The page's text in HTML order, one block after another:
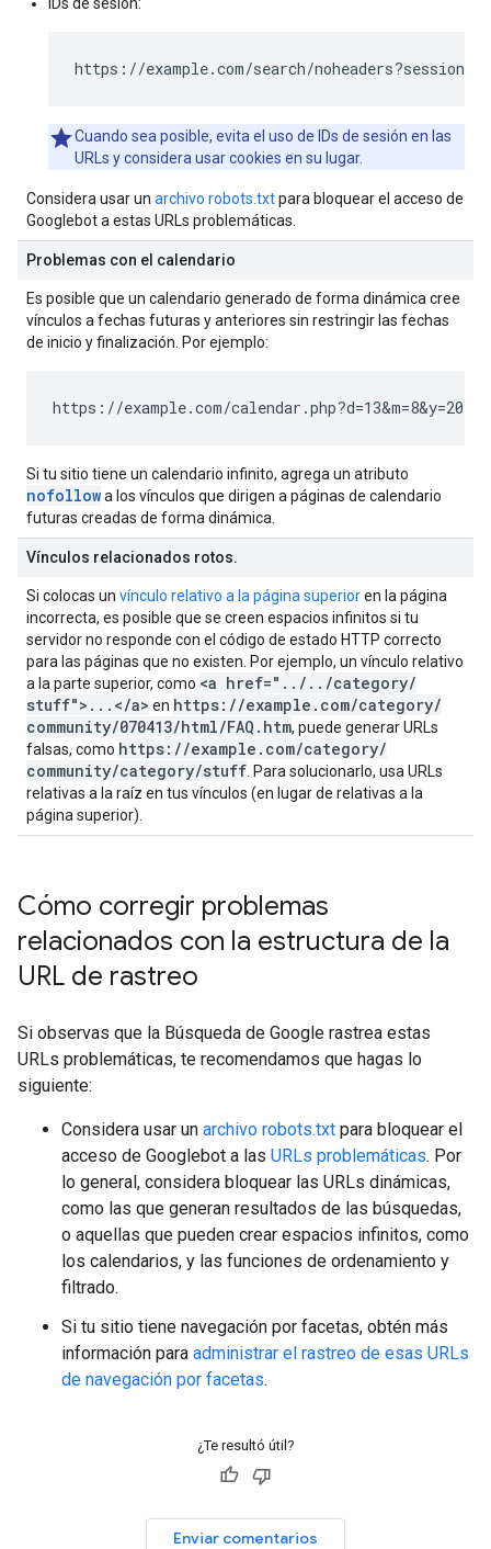
https://example.com/search/
Cuando sea posible, evita el uso de IDs de sesión en las
URLs y considera usar cookies en su lugar.
Considera usar un archivo robots.txtpara bloquear el acceso de
Googlebot a estas URLs problemáticas.
Problemas con el calendario
Es posible que un calendario generado de forma dinámica cree
vínculos a fechas futuras y anteriores sin restringir las fechas
de inicio y finalización. Por ejemplo:
https://example.com/calendar.php?d=13&m=8&y=2011
Si tu sitio tiene un calendario infinito, agrega un atributo
nofollowa los vínculos que dirigen a páginas de calendario
futuras creadas de forma dinámica.
Vínculos relacionados rotos.
Si colocas un vínculo relativo a la página superioren la página
incorrecta, es posible que se creen espacios infinitos si tu
servidor no responde con el código de estado HTTP correcto
para las páginas que no existen. Por ejemplo, un vínculo relativo
a la parte superior, como <a href=" . . / . . /category/
stuff"> . . . </a> en https: //example . com/category/
community/070413/html/FAQ . htm, puede generar URLs
falsas, como https: //example . com/category/
community/category/stuff . Para solucionarlo, usa URLs
relativas a la raíz en tus vínculos (en lugar de relativas a la
página superior).
Cómo corregir problemas
relacionados con la estructura de la
URL de rastreo
Si observas que la Búsqueda de Google rastrea estas
URLs problemáticas, te recomendamos que hagas lo
siguiente:
Considera usar un archivo robots.txt para bloquear el
acceso de Googlebot a las URLs problemáticas. Por
lo general, considera bloquear las URLs dinámicas,
como las que generan resultados de las búsquedas,
o aquellas que pueden crear espacios infinitos, como
los calendarios, y las funciones de ordenamiento y
filtrado.
Si tu sitio tiene navegación por facetas, obtén más
información para administrar el rastreo de esas URLs
de navegación por facetas.
¿Te resultó útil?
Enviar comentarios